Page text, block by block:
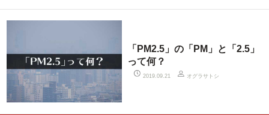
「PM2.5」の「PM」と「2.5」
って何？
2019.09.21 オグラサトシ